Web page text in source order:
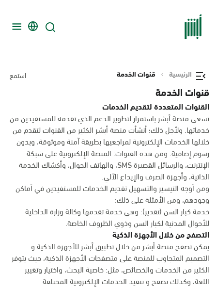
الرئيسية قنوات الخدمة استمع
قنوات الخدمة
القنوات المتعددة لتقديم الخدمات
تسعى منصة أبشر باستمرار لتطوير الدعم الذي تقدمه للمستفيدين من
خدماتها. ولأجل ذلك؛ أنشأت منصة أبشر الكثير من القنوات لتقدم من
خلالها الخدمات الإلكترونية لمراجعيها بطريقة آمنة وموثوقة، وبدون
رسوم إضافية. ومن هذه القنوات: المنصة الإلكترونية على شبكة
الإنترنت، والرسائل القصيرة SMS، والهاتف الجوال، وأكشاك الخدمة
الذاتية، وأجهزة الصرف والإيداع الآلي.
ومن أوجه التيسير والتسهيل تقديم الخدمات للمستفيدين في أماكن
وجودهم، ومن الأمثلة على ذلك:
خدمة كبار السن (تقدير): وهي خدمة تقدمها وكالة وزارة الداخلية
للأحوال المدنية لكبار السن وذوي الظروف الخاصة.
التصفح من خلال الأجهزة الذكية
يمكن تصفح منصة أبشر من خلال تطبيق أبشر للأجهزة الذكية و
التصميم المتجاوب للمنصة على متصفحات الأجهزة الذكية، حيث يتوفر
الكثير من الخدمات والخصائص، مثل: خاصية البحث، واختيار وتغيير
اللغة، وكذلك تصفح و تنفيذ الخدمات الإلكترونية المختلفة